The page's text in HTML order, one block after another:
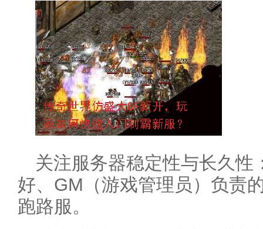
关注服务器稳定性与长久性
好、GM（游戏管理员）负责
跑路服。